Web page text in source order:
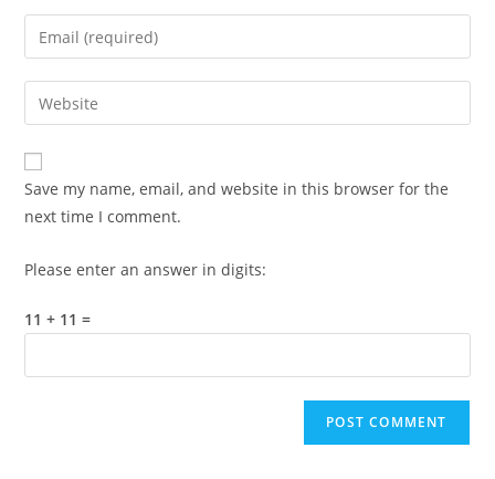
name
comment
Enter
your
email
address
comment
Enter
your
website
URL
(optional)
Save my name, email, and website in this browser for the
next time I comment.
Please enter an answer in digits:
11 + 11 =